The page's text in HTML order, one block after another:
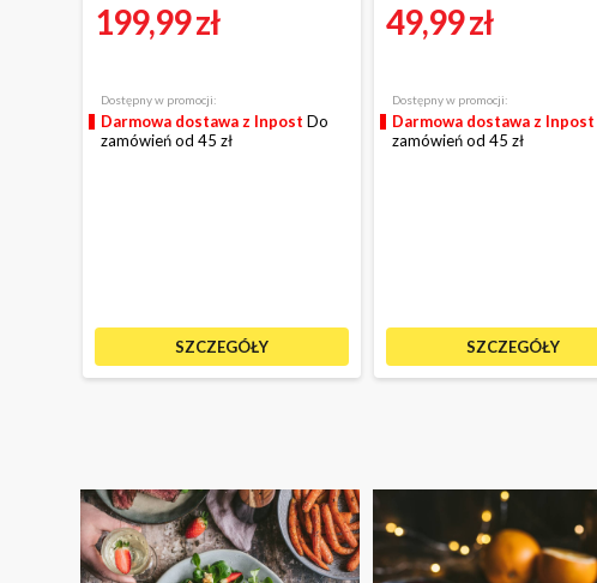
199,99 zł
Dostępny w promocji:
Darmowa dostawa z Inpost Do
zamówień od 45 zł
SZCZEGÓŁY
49,99 zł
Dostępny w promocji:
Darmowa dostawa z Inpost
zamówień od 45 zł
SZCZEGÓŁY